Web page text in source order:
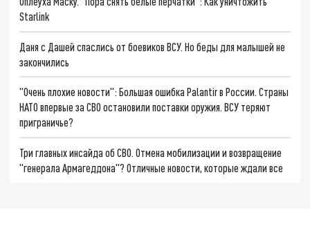
Starlink
Даня с Дашей спаслись от боевиков ВСУ. Но беды для малышей не
закончились
"Очень плохие новости": Большая ошибка Palantir в России. Страны
НАТО впервые за СВО остановили поставки оружия. ВСУ теряют
приграничье?
Три главных инсайда об СВО. Отмена мобилизации и возвращение
"генерала Армагеддона"? Отличные новости, которые ждали все